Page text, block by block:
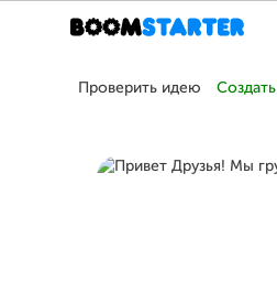
Проверить идею Создать